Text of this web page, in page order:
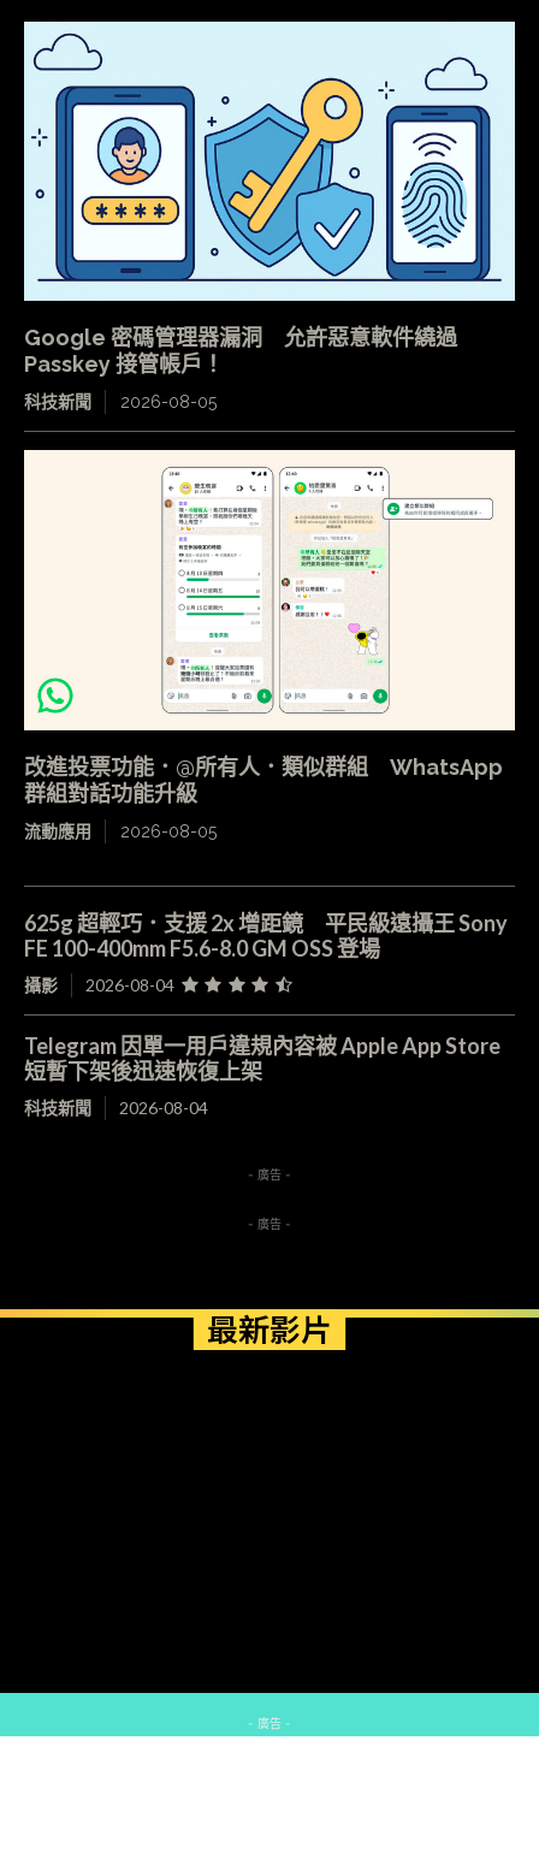
Google 密碼管理器漏洞 允許惡意軟件繞過
Passkey 接管帳戶！
科技新聞 2026-08-05
改進投票功能．@所有人．類似群組 WhatsApp
群組對話功能升級
流動應用 2026-08-05
625g 超輕巧．支援 2x 增距鏡 平民級遠攝王 Sony
FE 100-400mm F5.6-8.0 GM OSS 登場
攝影 2026-08-04
Telegram 因單一用戶違規內容被 Apple App Store
短暫下架後迅速恢復上架
科技新聞 2026-08-04
- 廣告 -
- 廣告 -
最新影片
- 廣告 -